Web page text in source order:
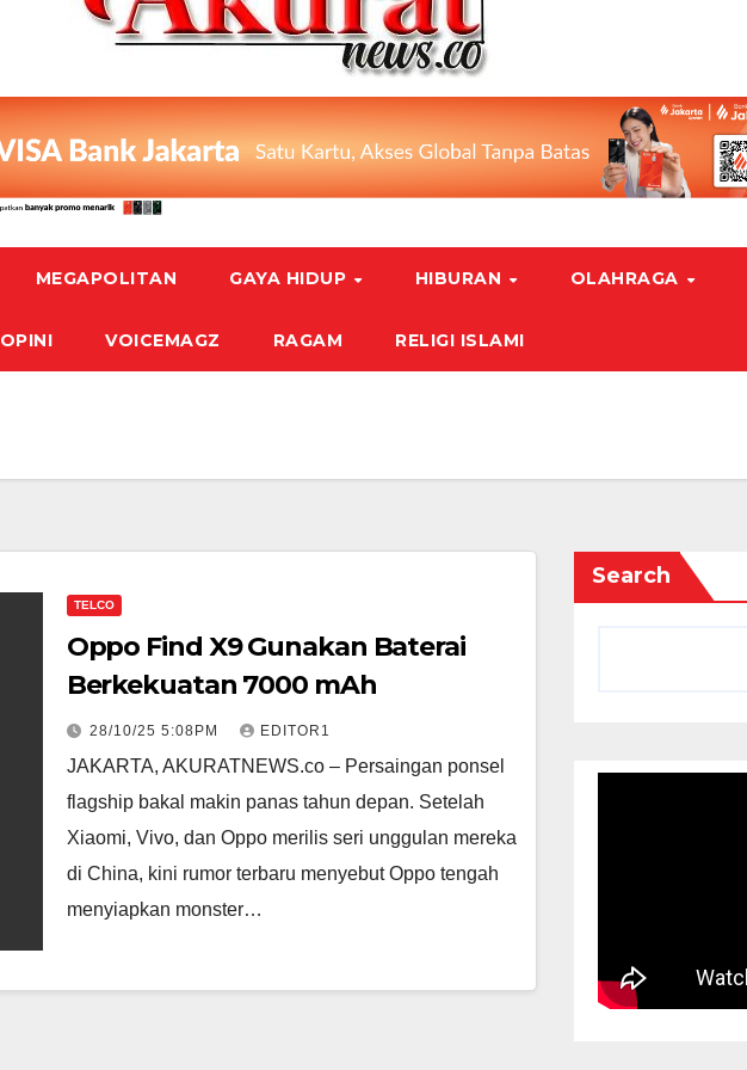
MEGAPOLITAN GAYA HIDUP HIBURAN OLAHRAGA
OPINI VOICEMAGZ RAGAM RELIGI ISLAMI
TELCO
Oppo Find X9 Gunakan Baterai
Berkekuatan 7000 mAh
28/10/25 5:08PM EDITOR1
JAKARTA, AKURATNEWS.co – Persaingan ponsel
flagship bakal makin panas tahun depan. Setelah
Xiaomi, Vivo, dan Oppo merilis seri unggulan mereka
di China, kini rumor terbaru menyebut Oppo tengah
menyiapkan monster…
Search